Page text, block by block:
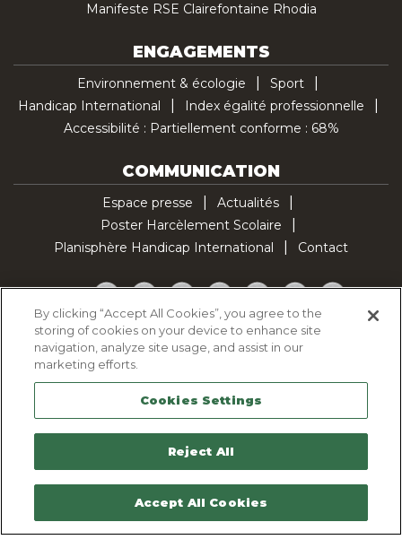
Manifeste RSE Clairefontaine Rhodia
ENGAGEMENTS
Environnement & écologie
Sport
Handicap International
Index égalité professionnelle
Accessibilité : Partiellement conforme : 68%
COMMUNICATION
Espace presse
Actualités
Poster Harcèlement Scolaire
Planisphère Handicap International
Contact
Facebook
TwitterYouTubePinterestInstagramLinkedInTikTok
Politique d'utilisation des cookies
Politique de confidentialité
Mentions légales
Plan du site
Contactez-nous
By clicking “Accept All Cookies”, you agree to the
storing of cookies on your device to enhance site
navigation, analyze site usage, and assist in our
marketing efforts.
Cookies Settings
Reject All
Accept All Cookies